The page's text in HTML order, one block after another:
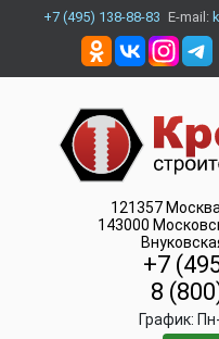
+7 (495) 138-88-83 E-mail:
121357 Москва
143000
+7
8
График: